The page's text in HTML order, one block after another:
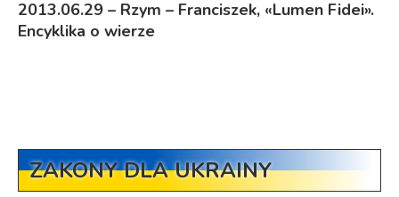
2013.06.29 – Rzym – Franciszek, «Lumen Fidei».
Encyklika o wierze
ZAKONY DLA UKRAINY